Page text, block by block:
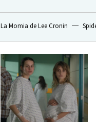
La Momia de Lee Cronin